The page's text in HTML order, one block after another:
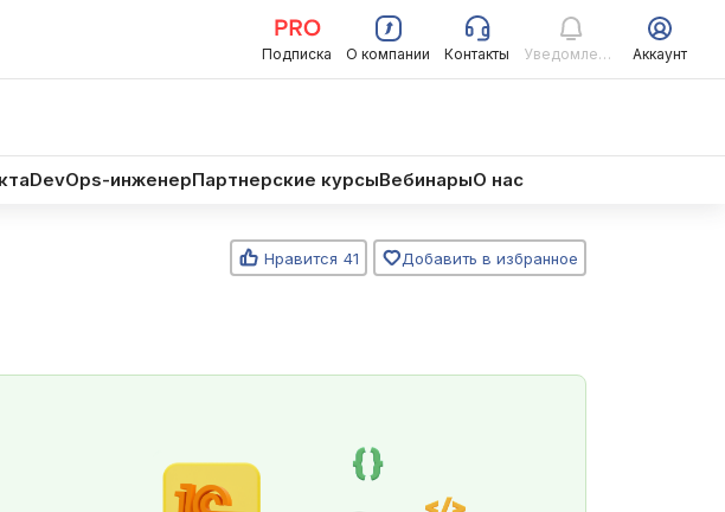
Подписка О компании Контакты Уведомления Аккаунт
DevOps-инженерПартнерские курсыВебинарыО нас
Нравится 41 Добавить в избранное
Формат обучения FAQ Записаться